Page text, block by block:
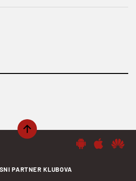
PARTNER KLUBOVA